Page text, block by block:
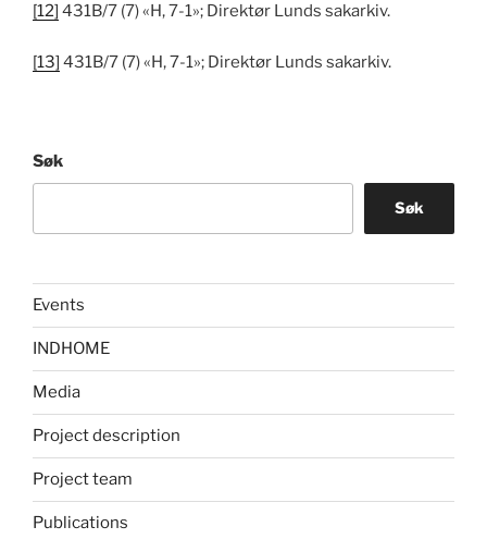
[12] 431B/7 (7) «H, 7-1»; Direktør Lunds sakarkiv.
[13] 431B/7 (7) «H, 7-1»; Direktør Lunds sakarkiv.
Søk
Søk
Events
INDHOME
Media
Project description
Project team
Publications